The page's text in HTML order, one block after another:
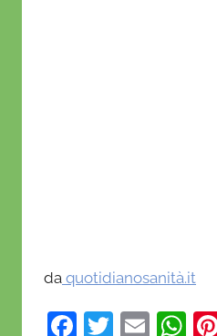
da quotidianosanità.it
F T E W